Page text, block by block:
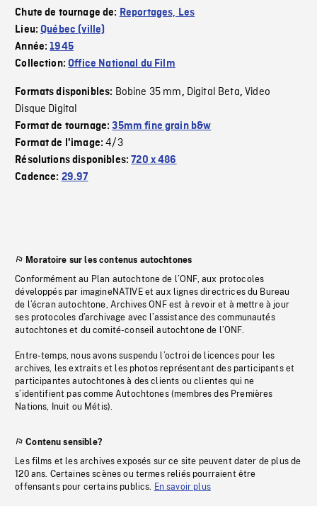
Chute de tournage de: Reportages, Les
Lieu:Québec (ville)
Année:1945
Collection:Office National du Film
Formats disponibles: Bobine 35 mm, Digital Beta,Video
Disque Digital
Format de tournage:35mm fine grain b&w
Format de l'image:4/3
Résolutions disponibles:720 x 486
Cadence: 29.97
Moratoire sur les contenus autochtones
Conformément au Plan autochtone de l’ONF, aux protocoles
développés par imagineNATIVE et aux lignes directrices du Bureau
de l’écran autochtone, Archives ONF est à revoir et à mettre à jour
ses protocoles d’archivage avec l’assistance des communautés
autochtones et du comité-conseil autochtone de l’ONF.
Entre-temps, nous avons suspendu l’octroi de licences pour les
archives, les extraits et les photos représentant des participants et
participantes autochtones à des clients ou clientes qui ne
s’identifient pas comme Autochtones (membres des Premières
Nations, Inuit ou Métis).
Contenu sensible?
Les films et les archives exposés sur ce site peuvent dater de plus de
120 ans. Certaines scènes ou termes reliés pourraient être
offensants pour certains publics. En savoir plus